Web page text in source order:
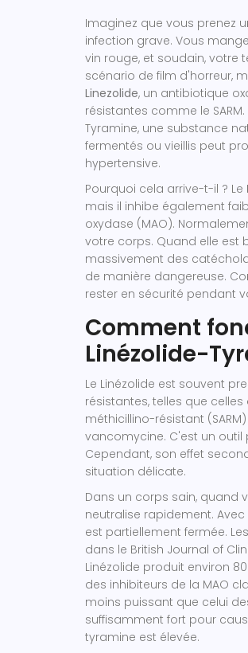
Imaginez que vous prenez
infection grave. Vous
vin rouge, et soudain, votre
scénario de film d'horreur,
Linezolide, un antibiotique
résistantes comme le SARM.
Tyramine, une substance
fermentés ou vieillis peut
hypertensive.
Pourquoi cela arrive-t-il ?
mais il inhibe également
oxydase (MAO).
votre corps. Quand elle est
massivement des
de manière dangereuse.
rester en sécurité pendant
Comment
Linézolide-
Le Linézolide est souvent
résistantes, telles que
méthicillino-résistant (SARM)
vancomycine. C'est un
Cependant, son effet
situation délicate.
Dans un corps sain, quand
neutralise rapidement. Avec
est partiellement fermée.
dans le British Journal of
Linézolide produit environ
des inhibiteurs de la MAO
moins puissant que celui
suffisamment fort pour
tyramine est élevée.